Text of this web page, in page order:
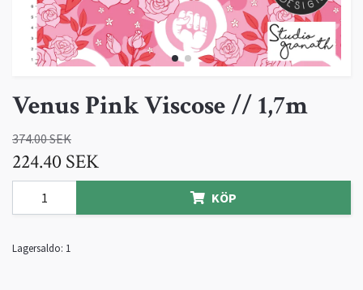
Venus Pink Viscose // 1,7m
374.00 SEK
224.40 SEK
KÖP
Lagersaldo: 1